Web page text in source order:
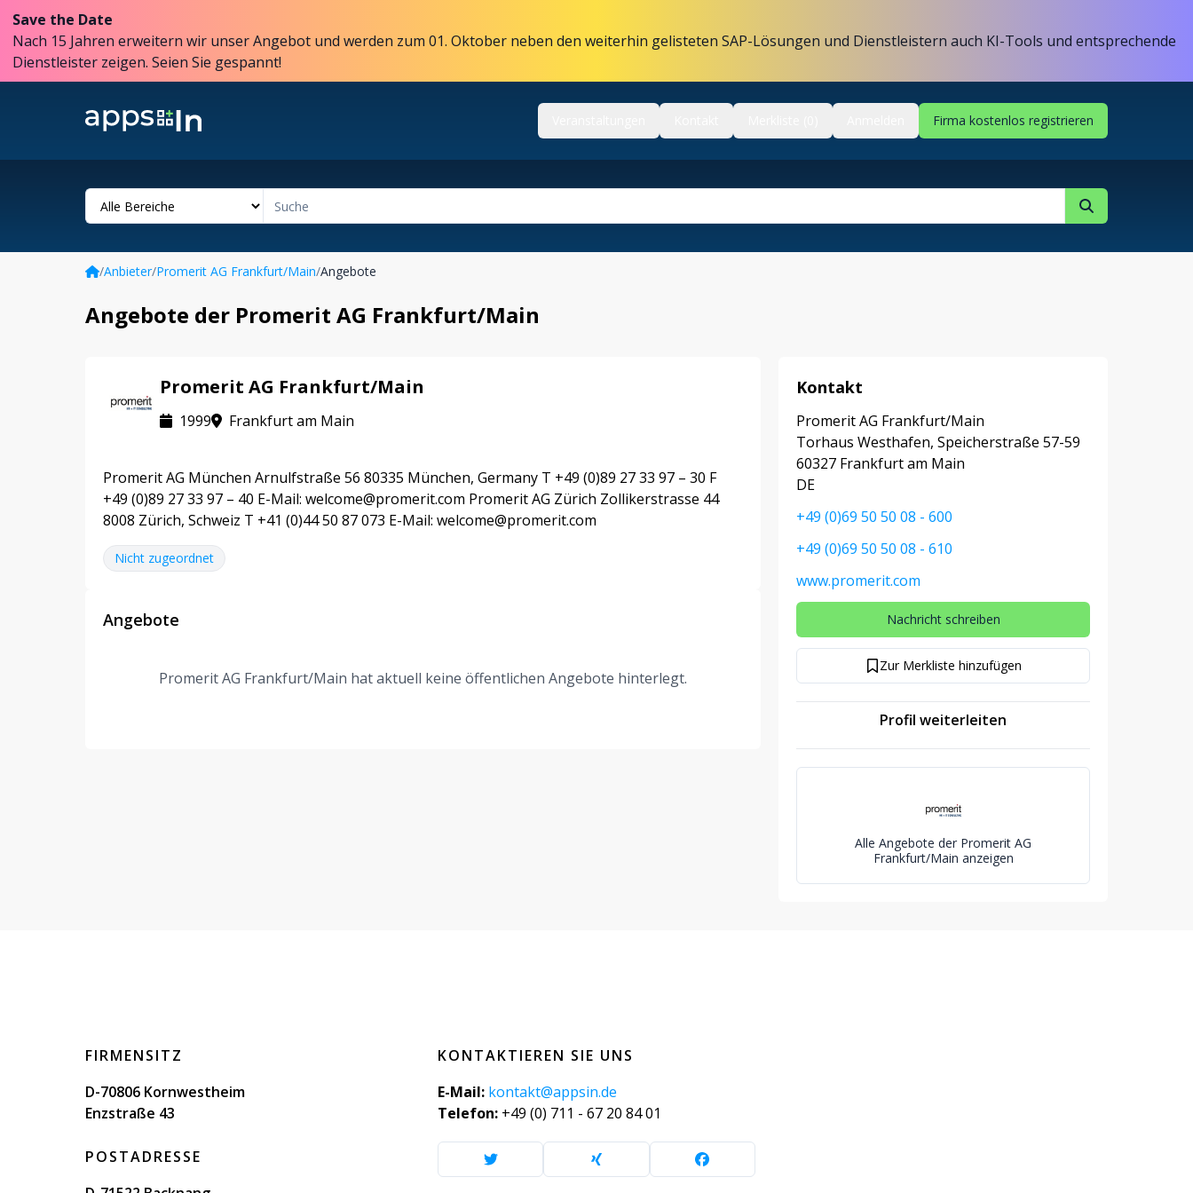
Save the Date
Nach 15 Jahren erweitern wir unser Angebot und werden zum 01. Oktober neben den weiterhin gelisteten SAP-Lösungen und Dienstleistern auch KI-Tools und entsprechende
Dienstleister zeigen. Seien Sie gespannt!
Firma kostenlos registrieren
/Anbieter/Promerit AG Frankfurt/Main/Angebote
Angebote der Promerit AG Frankfurt/Main
Promerit AG Frankfurt/Main
1999 Frankfurt am Main
Promerit AG München Arnulfstraße 56 80335 München, Germany T +49 (0)89 27 33 97 – 30 F
+49 (0)89 27 33 97 – 40 E-Mail: welcome@promerit.com Promerit AG Zürich Zollikerstrasse 44
8008 Zürich, Schweiz T +41 (0)44 50 87 073 E-Mail: welcome@promerit.com
Nicht zugeordnet
Angebote
Promerit AG Frankfurt/Main hat aktuell keine öffentlichen Angebote hinterlegt.
Kontakt
Promerit AG Frankfurt/Main
Torhaus Westhafen, Speicherstraße 57-59
60327 Frankfurt am Main
DE
+49 (0)69 50 50 08 - 600
+49 (0)69 50 50 08 - 610
www.promerit.com
Nachricht schreiben
Zur Merkliste hinzufügen
Profil weiterleiten
Alle Angebote der Promerit AG
Frankfurt/Main anzeigen
FIRMENSITZ
D-70806 Kornwestheim
Enzstraße 43
POSTADRESSE
KONTAKTIEREN SIE UNS
E-Mail: kontakt@appsin.de
Telefon: +49 (0) 711 - 67 20 84 01